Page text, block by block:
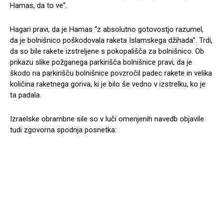
Hamas, da to ve”.
Hagari pravi, da je Hamas “z absolutno gotovostjo razumel,
da je bolnišnico poškodovala raketa Islamskega džihada”. Trdi,
da so bile rakete izstreljene s pokopališča za bolnišnico. Ob
prikazu slike požganega parkirišča bolnišnice pravi, da je
škodo na parkirišču bolnišnice povzročil padec rakete in velika
količina raketnega goriva, ki je bilo še vedno v izstrelku, ko je
ta padala.
Izraelske obrambne sile so v luči omenjenih navedb objavile
tudi zgovorna spodnja posnetka: